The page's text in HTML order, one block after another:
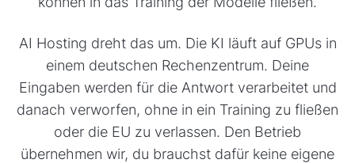
AI Hosting dreht das um. Die KI läuft auf GPUs in
einem deutschen Rechenzentrum. Deine
Eingaben werden für die Antwort verarbeitet und
danach verworfen, ohne in ein Training zu fließen
oder die EU zu verlassen. Den Betrieb
übernehmen wir, du brauchst dafür keine eigene